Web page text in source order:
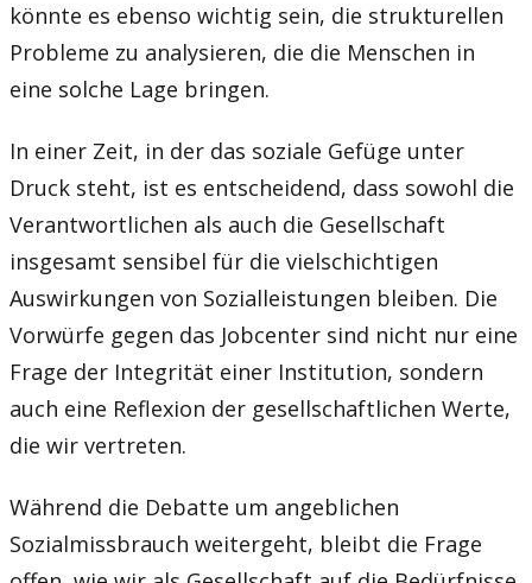
könnte es ebenso wichtig sein, die strukturellen
Probleme zu analysieren, die die Menschen in
eine solche Lage bringen.
In einer Zeit, in der das soziale Gefüge unter
Druck steht, ist es entscheidend, dass sowohl die
Verantwortlichen als auch die Gesellschaft
insgesamt sensibel für die vielschichtigen
Auswirkungen von Sozialleistungen bleiben. Die
Vorwürfe gegen das Jobcenter sind nicht nur eine
Frage der Integrität einer Institution, sondern
auch eine Reflexion der gesellschaftlichen Werte,
die wir vertreten.
Während die Debatte um angeblichen
Sozialmissbrauch weitergeht, bleibt die Frage